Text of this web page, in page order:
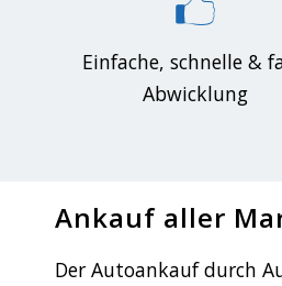
Einfache, schnelle &
Abwicklung
Ankauf aller
Der Autoankauf durch